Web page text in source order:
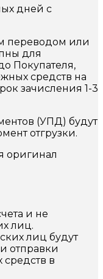
дней с
переводом или
для
Покупателя,
средств на
зачисления 1-3
(УПД) будут
отгрузки.
оригинал
и не
лиц.
лиц будут
отправки
средств в